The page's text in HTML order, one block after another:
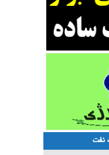
نفت